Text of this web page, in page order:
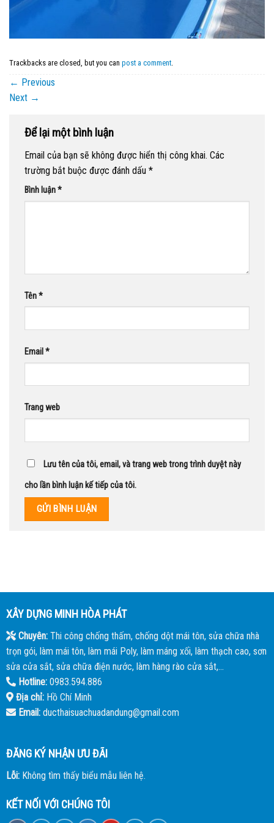
Trackbacks are closed, but you can post a comment.
← Previous
Next →
Để lại một bình luận
Email của bạn sẽ không được hiển thị công khai. Các
trường bắt buộc được đánh dấu *
Bình luận*
Tên*
Email *
Trang web
Lưu tên của tôi, email, và trang web trong trình duyệt này
cho lần bình luận kế tiếp của tôi.
XÂY DỰNG MINH HÒA PHÁT
Chuyên:Thi công chống thấm, chống dột mái tôn, sửa chữa nhà
trọn gói, làm mái tôn, làm mái Poly, làm máng xối, làm thạch cao, sơn
sửa cửa sắt, sửa chữa điện nước, làm hàng rào cửa sắt,...
Hotline:0983.594.886
Địa chỉ:Hồ Chí Minh
Email:ducthaisuachuadandung@gmail.com
ĐĂNG KÝ NHẬN ƯU ĐÃI
Lỗi:Không tìm thấy biểu mẫu liên hệ.
KẾT NỐI VỚI CHÚNG TÔI